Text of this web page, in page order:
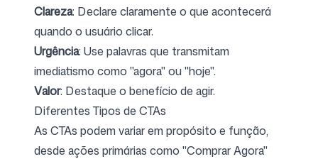
Clareza: Declare claramente o que acontecerá
quando o usuário clicar.
Urgência: Use palavras que transmitam
imediatismo como "agora" ou "hoje".
Valor: Destaque o benefício de agir.
Diferentes Tipos de CTAs
As CTAs podem variar em propósito e função,
desde ações primárias como "Comprar Agora"